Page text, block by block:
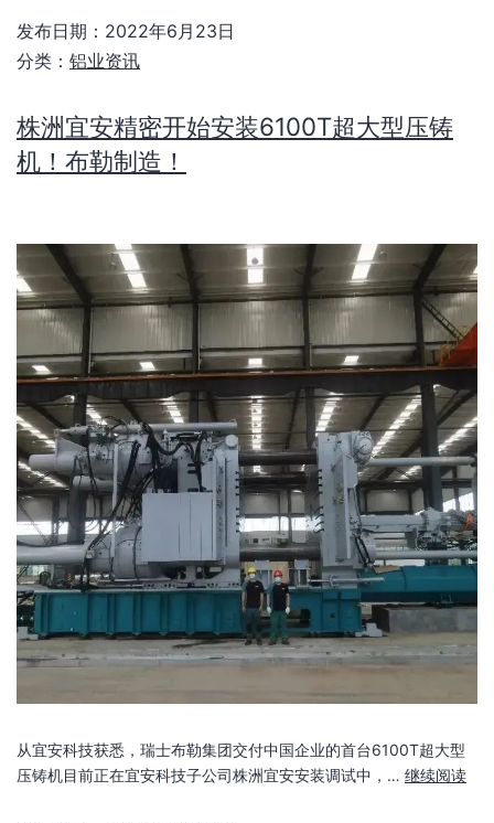
发布日期： 2022年6月23日
分类： 铝业资讯
株洲宜安精密开始安装6100T超大型压铸
机！布勒制造！
从宜安科技获悉，瑞士布勒集团交付中国企业的首台6100T超大型
压铸机目前正在宜安科技子公司株洲宜安安装调试中，… 继续阅读